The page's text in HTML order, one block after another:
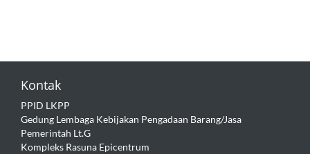
Kontak
PPID LKPP
Gedung Lembaga Kebijakan Pengadaan Barang/Jasa
Pemerintah Lt.G
Kompleks Rasuna Epicentrum